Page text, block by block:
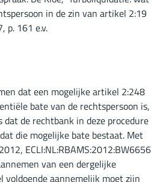
in de zin van artikel 2:19
p. 161 e.v.
dat een mogelijke artikel 2:248
bate van de rechtspersoon is,
de rechtbank in deze procedure
die mogelijke bate bestaat. Met
ECLI:NL:RBAMS:2012:BW6656
van een dergelijke
voldoende aannemelijk moet zijn